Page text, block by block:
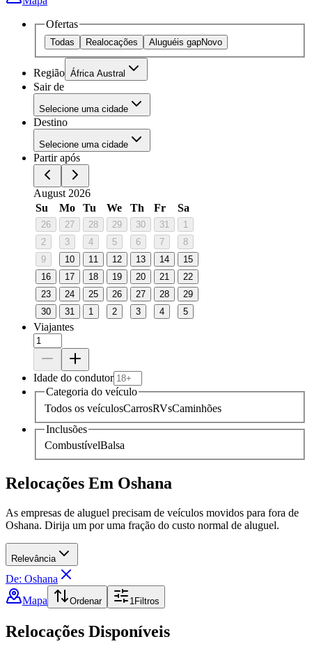
Ofertas
Todas Realocações Aluguéis gapNovo
Região África Austral
Sair de
Selecione uma cidade
Destino
Selecione uma cidade
Partir após
August 2026
Su
Mo Tu We Th Fr Sa
26 27 28 29 30 31
1
2
3 4 5 6 7
8
9
10 11 12 13 14
15
16
17 18 19 20 21
22
23
24 25 26 27 28
29
30
31 1 2 3 4 5
Viajantes
Idade do condutor
Categoria do veículo
Todos os veículosCarrosRVsCaminhões
Inclusões
CombustívelBalsa
Relocações Em Oshana
As empresas de aluguel precisam de veículos movidos para fora de
Oshana. Dirija um por uma fração do custo normal de aluguel.
Relevância
De: Oshana
Mapa
Ordenar 1Filtros
Relocações Disponíveis